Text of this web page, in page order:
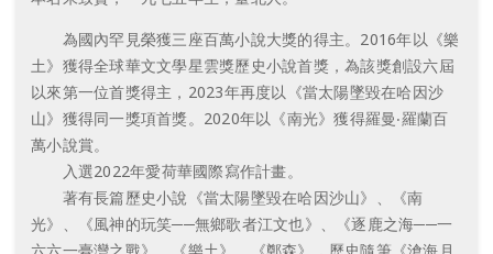
為國內罕見榮獲三座百萬小說大獎的得主。2016年以《樂
土》獲得全球華文文學星雲獎歷史小說首獎，為該獎創設六屆
以來第一位首獎得主，2023年再度以《當太陽墜毀在哈因沙
山》獲得同一獎項首獎。2020年以《南光》獲得羅曼‧羅蘭百
萬小說賞。
入選2022年愛荷華國際寫作計畫。
著有長篇歷史小說《當太陽墜毀在哈因沙山》、《南
光》、《風神的玩笑──無鄉歌者江文也》、《逐鹿之海──一